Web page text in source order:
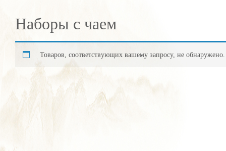
Наборы с чаем
Товаров, соответствующих вашему запросу, не обнаружено.